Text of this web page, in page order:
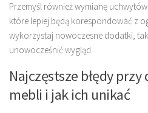
Przemyśl również wymianę
które lepiej będą korespondować z
wykorzystaj nowoczesne dodatki,
unowocześnić wygląd.
Najczęstsze błędy
mebli i jak ich unikać